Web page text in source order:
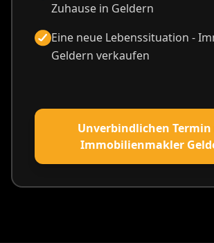
Zuhause in Geldern
Eine neue Lebenssituation -
Geldern verkaufen
Unverbindlichen
Immobilienmakler
vereinbaren